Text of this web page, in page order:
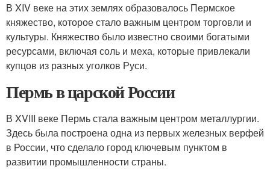
В XIV веке на этих землях образовалось Пермское
княжество, которое стало важным центром торговли и
культуры. Княжество было известно своими богатыми
ресурсами, включая соль и меха, которые привлекали
купцов из разных уголков Руси.
Пермь в царской России
В XVIII веке Пермь стала важным центром металлургии.
Здесь была построена одна из первых железных верфей
в России, что сделало город ключевым пунктом в
развитии промышленности страны.